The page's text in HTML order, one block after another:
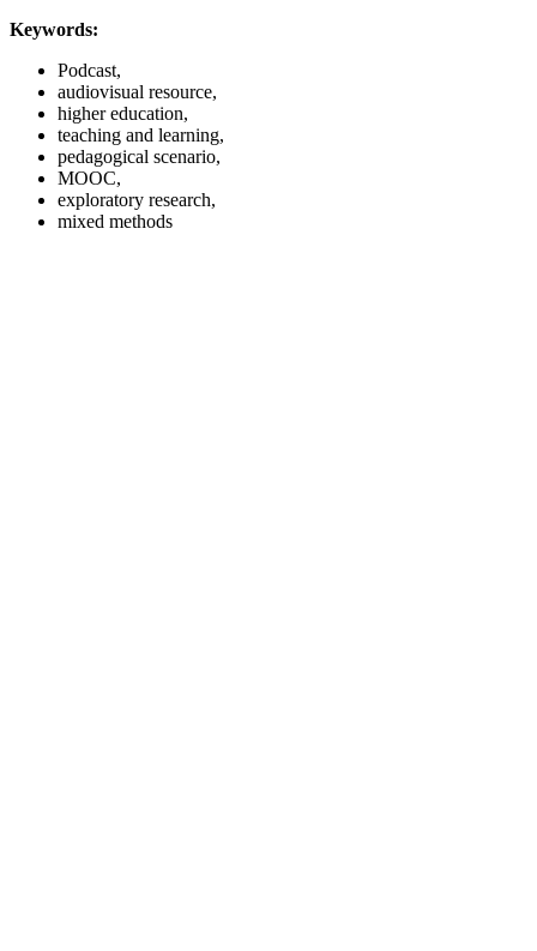
Keywords:
Podcast,
audiovisual resource,
higher education,
teaching and learning,
pedagogical scenario,
MOOC,
exploratory research,
mixed methods